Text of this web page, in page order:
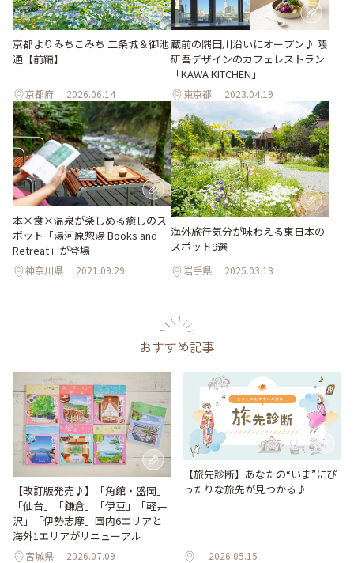
京都よりみちこみち 二条城＆御池
通【前編】
京都府 2026.06.14
蔵前の隅田川沿いにオープン♪ 隈
研吾デザインのカフェレストラン
「KAWA KITCHEN」
東京都 2023.04.19
本×食×温泉が楽しめる癒しのス
ポット「湯河原惣湯 Books and
Retreat」が登場
神奈川県 2021.09.29
海外旅行気分が味わえる東日本の
スポット9選
岩手県 2025.03.18
おすすめ記事
【改訂版発売♪】「角館・盛岡」
「仙台」「鎌倉」「伊豆」「軽井
沢」「伊勢志摩」国内6エリアと
海外1エリアがリニューアル
宮城県 2026.07.09
【旅先診断】あなたの“いま”にぴ
ったりな旅先が見つかる♪
2026.05.15